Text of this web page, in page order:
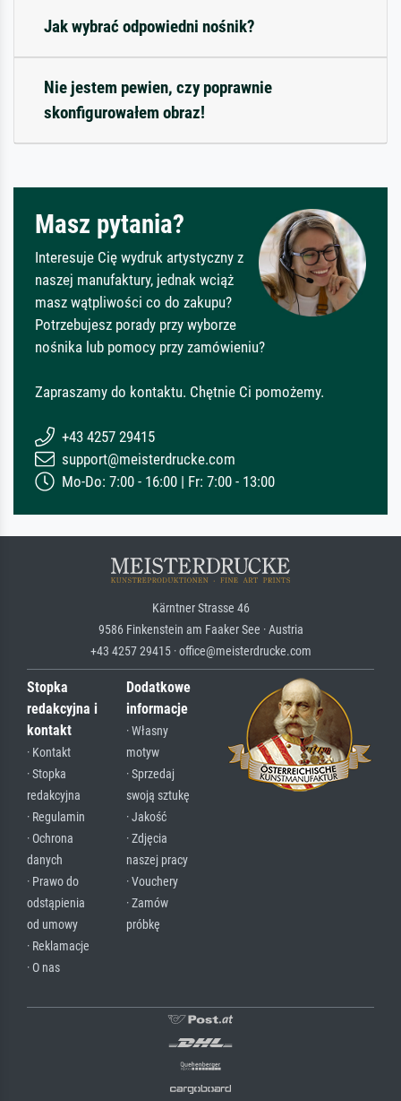
Jak wybrać odpowiedni nośnik?
Nie jestem pewien, czy poprawnie
skonfigurowałem obraz!
Masz pytania?
Interesuje Cię wydruk artystyczny z
naszej manufaktury, jednak wciąż
masz wątpliwości co do zakupu?
Potrzebujesz porady przy wyborze
nośnika lub pomocy przy zamówieniu?
Zapraszamy do kontaktu. Chętnie Ci pomożemy.
+43 4257 29415
support@meisterdrucke.com
Mo-Do: 7:00 - 16:00 | Fr: 7:00 - 13:00
Kärntner Strasse 46
9586 Finkenstein am Faaker See · Austria
+43 4257 29415 · office@meisterdrucke.com
Stopka
redakcyjna i
kontakt
· Kontakt
· Stopka
redakcyjna
· Regulamin
· Ochrona
danych
· Prawo do
odstąpienia
od umowy
· Reklamacje
· O nas
Dodatkowe
informacje
· Własny
motyw
· Sprzedaj
swoją sztukę
· Jakość
· Zdjęcia
naszej pracy
· Vouchery
· Zamów
próbkę